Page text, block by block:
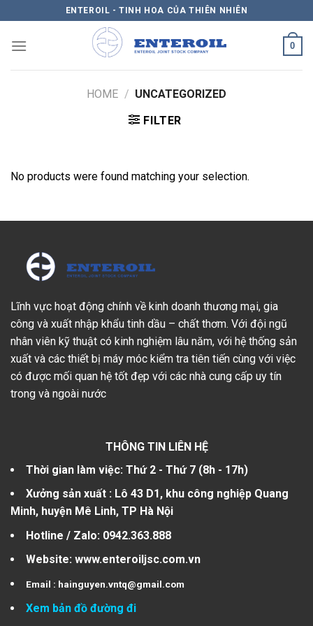
to
content
ENTEROIL - TINH HOA CỦA THIÊN NHIÊN
0
HOME / UNCATEGORIZED
FILTER
No products were found matching your selection.
Lĩnh vực hoạt động chính về kinh doanh thương mại, gia
công và xuất nhập khẩu tinh dầu – chất thơm. Với đội ngũ
nhân viên kỹ thuật có kinh nghiệm lâu năm, với hệ thống sản
xuất và các thiết bị máy móc kiểm tra tiên tiến cùng với việc
có được mối quan hệ tốt đẹp với các nhà cung cấp uy tín
trong và ngoài nước
THÔNG TIN LIÊN HỆ
Thời gian làm việc: Thứ 2 - Thứ 7 (8h - 17h)
Xưởng sản xuất : Lô 43 D1, khu công nghiệp Quang
Minh, huyện Mê Linh, TP Hà Nội
Hotline / Zalo: 0942.363.888
Website: www.enteroiljsc.com.vn
Email : hainguyen.vntq@gmail.com
Xem bản đồ đường đi